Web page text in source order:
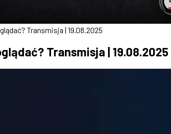
Transmisja | 19.08.2025
Transmisja | 19.08.2025